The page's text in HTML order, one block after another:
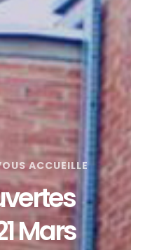
ACCUEILLE
Mars